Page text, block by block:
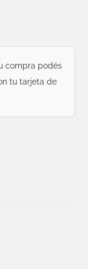
compra podés
tu tarjeta de